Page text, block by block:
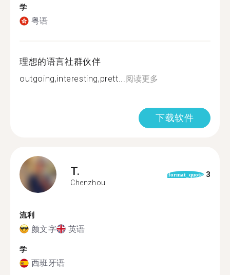
学
粤语
理想的语言社群伙伴
outgoing,interesting,prett...阅读更多
下载软件
T.
Chenzhou
format_quote 3
流利
颜文字 英语
学
西班牙语